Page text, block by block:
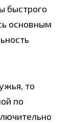
быстрого
основным
то
по